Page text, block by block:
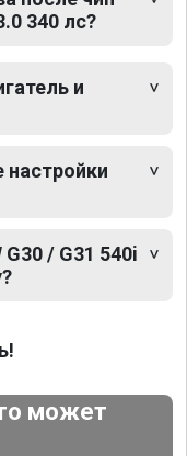
340 лс?
и
настройки
/ G31 540i
может